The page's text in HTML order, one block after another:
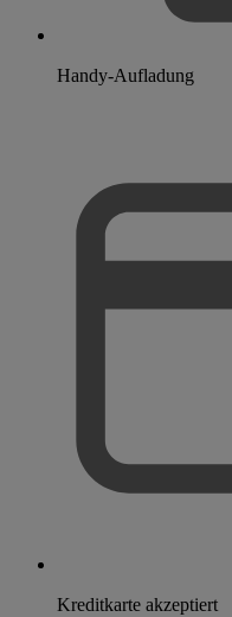
Handy-Aufladung
Kreditkarte akzeptiert